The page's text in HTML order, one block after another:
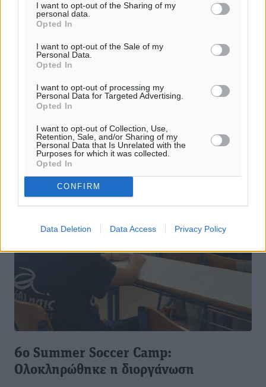
I want to opt-out of the Sharing of my
personal data.
Opted In
I want to opt-out of the Sale of my
Personal Data.
Opted In
I want to opt-out of processing my
Personal Data for Targeted Advertising.
Opted In
I want to opt-out of Collection, Use,
Retention, Sale, and/or Sharing of my
Personal Data that Is Unrelated with the
Purposes for which it was collected.
Opted In
CONFIRM
Data Deletion Data Access Privacy Policy
Αρένα: Στο επιτελείο ο Δατσέρης
Στο επιτελείο της Ακαδημίας του Αρένα εντάχθηκε ο
προπονητής τερματοφυλάκων Γιάννης Δατσέρης, ο
που θα λειτουργήσει στις ...
6ο Summer Soccer Camp:
Ολοκληρώθηκε η διοργάνωση